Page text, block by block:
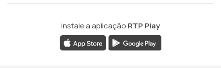
Instale a aplicação RTP Play